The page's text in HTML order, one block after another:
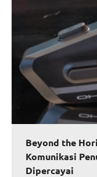
Beyond the
Komunikasi
Dipercayai